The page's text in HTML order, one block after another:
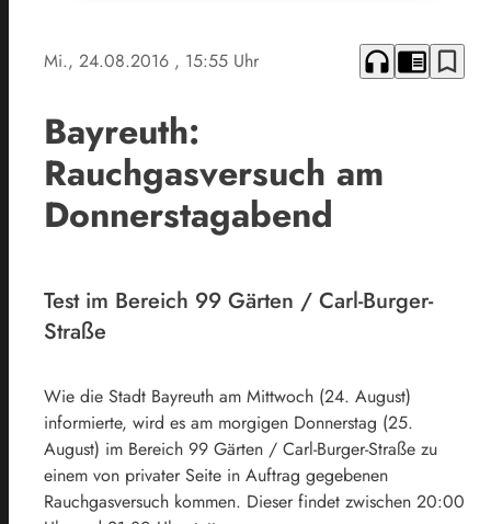
Mi., 24.08.2016 , 15:55 Uhr headphones chrome_reader_mode bookmark_border
Bayreuth:
Rauchgasversuch am
Donnerstagabend
Test im Bereich 99 Gärten / Carl-Burger-
Straße
Wie die Stadt Bayreuth am Mittwoch (24. August)
informierte, wird es am morgigen Donnerstag (25.
August) im Bereich 99 Gärten / Carl-Burger-Straße zu
einem von privater Seite in Auftrag gegebenen
Rauchgasversuch kommen. Dieser findet zwischen 20:00